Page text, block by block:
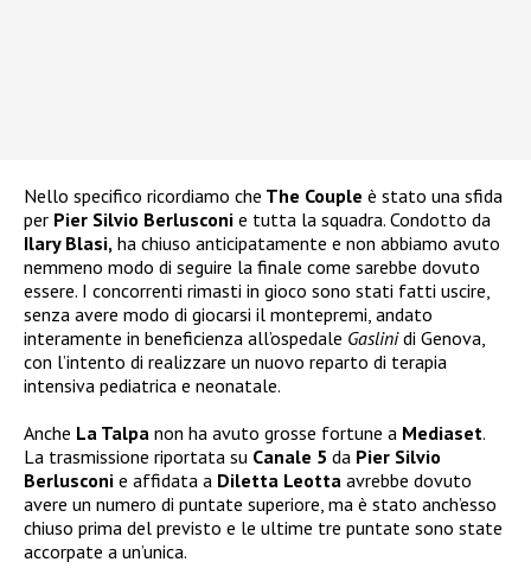
Nello specifico ricordiamo che The Couple è stato una sfida
per Pier Silvio Berlusconi e tutta la squadra. Condotto da
Ilary Blasi, ha chiuso anticipatamente e non abbiamo avuto
nemmeno modo di seguire la finale come sarebbe dovuto
essere. I concorrenti rimasti in gioco sono stati fatti uscire,
senza avere modo di giocarsi il montepremi, andato
interamente in beneficienza all’ospedale Gaslinidi Genova,
con l’intento di realizzare un nuovo reparto di terapia
intensiva pediatrica e neonatale.
Anche La Talpa non ha avuto grosse fortune a Mediaset.
La trasmissione riportata su Canale 5 da Pier Silvio
Berlusconi e affidata a Diletta Leotta avrebbe dovuto
avere un numero di puntate superiore, ma è stato anch’esso
chiuso prima del previsto e le ultime tre puntate sono state
accorpate a un’unica.